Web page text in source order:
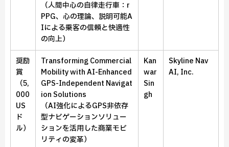
（人間中心の自律走行車：r
PPG、心の理論、説明可能A
Iによる乗客の信頼と快適性
の向上）
奨励
賞
（5,
000
US
ド
ル）
Transforming Commercial
Mobility with AI-Enhanced
GPS-Independent Navigat
ion Solutions
（AI強化によるGPS非依存
型ナビゲーションソリュー
ションを活用した商業モビ
リティの変革）
Kan
war
Sin
gh
Skyline Nav
AI, Inc.